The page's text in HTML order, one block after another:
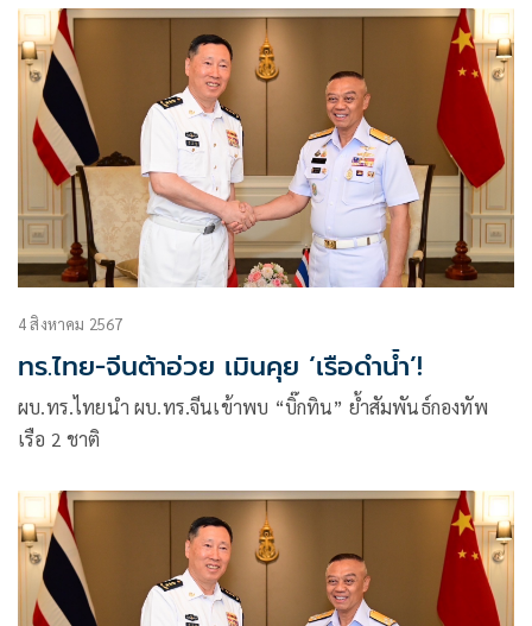
4 สิงหาคม 2567
ทร.ไทย-จีนต้าอ่วย เมินคุย ‘เรือดำน้ำ’!
ผบ.ทร.ไทยนำ ผบ.ทร.จีนเข้าพบ “บิ๊กทิน” ย้ำสัมพันธ์กองทัพ
เรือ 2 ชาติ